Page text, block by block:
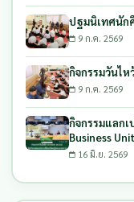
ปฐมนิเทศนัก
9 ก.ค. 2569
กิจกรรมวันไห
9 ก.ค. 2569
กิจกรรมแลกเ
Business Unit
16 มิ.ย. 2569